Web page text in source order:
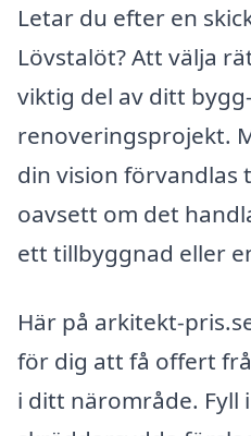
Letar du efter en
Lövstalöt? Att välja
viktig del av ditt
renoveringsprojekt.
din vision förvandlas
oavsett om det
ett tillbyggnad eller
Här på arkitekt-
för dig att få offert
i ditt närområde. Fyll